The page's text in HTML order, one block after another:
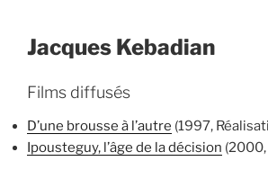
Jacques Kebadian
Films diffusés
D’une brousse à l’autre (1997,
Ipousteguy, l’âge de la décision